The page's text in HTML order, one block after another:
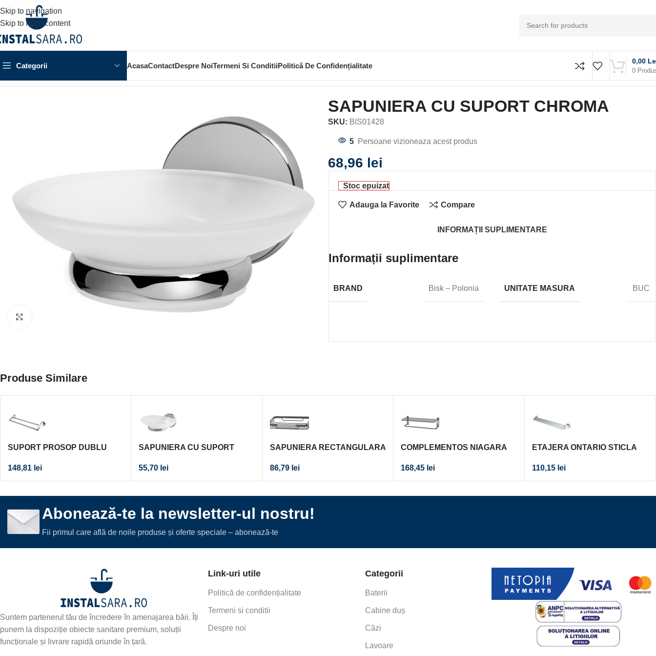
Skip to navigation
Skip to main content
Categorii AcasaContactDespre NoiTermeni Si ConditiiPolitică De Confidențialitate
0
0,00
SAPUNIERA CU SUPORT CHROMA
SKU: BIS01428
5 Persoane vizioneaza acest produs
68,96 lei
Stoc epuizat
Adauga la Favorite Compare
INFORMAȚII SUPLIMENTARE
Informații suplimentare
BRAND Bisk – Polonia UNITATE MASURA BUC
Produse Similare
SUPORT PROSOP DUBLU
148,81 lei
SAPUNIERA CU SUPORT
55,70 lei
SAPUNIERA RECTANGULARA
86,79 lei
COMPLEMENTOS NIAGARA
PERETE CROM
168,45 lei
ETAJERA ONTARIO STICLA
110,15 lei
Abonează-te la newsletter-ul nostru!
Fii primul care află de noile produse și oferte speciale – abonează-te
Suntem partenerul tău de încredere în amenajarea băii. Îți
punem la dispoziție obiecte sanitare premium, soluții
funcționale și livrare rapidă oriunde în țară.
Link-uri utile
Politică de confidențialitate
Termeni si conditii
Despre noi
Categorii
Baterii
Cabine duș
Căzi
Lavoare